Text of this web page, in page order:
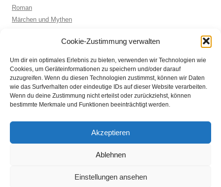
Cookie-Zustimmung verwalten
Um dir ein optimales Erlebnis zu bieten, verwenden wir Technologien wie
Cookies, um Geräteinformationen zu speichern und/oder darauf
zuzugreifen. Wenn du diesen Technologien zustimmst, können wir Daten
wie das Surfverhalten oder eindeutige IDs auf dieser Website verarbeiten.
Wenn du deine Zustimmung nicht erteilst oder zurückziehst, können
bestimmte Merkmale und Funktionen beeinträchtigt werden.
Akzeptieren
Ablehnen
Einstellungen ansehen
Roman
Märchen und Mythen
Sachbuch allgemein
ARCHIVE
Archive